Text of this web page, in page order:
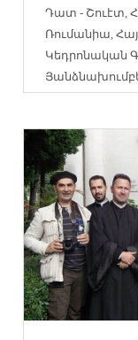
Դատ - Շուէտ ,
Ռումանիա ,
Կեդրոնական